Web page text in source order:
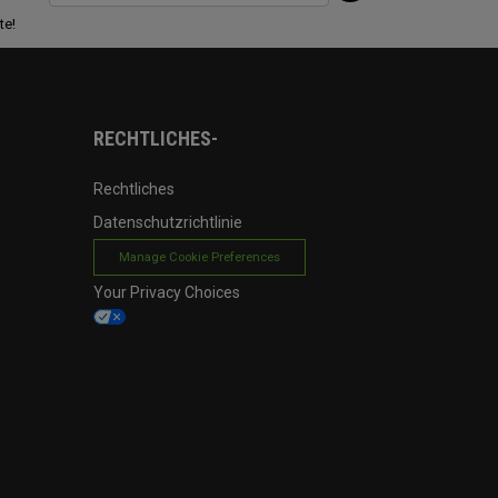
RECHTLICHES-
Rechtliches
Datenschutzrichtlinie
Manage Cookie Preferences
Your Privacy Choices